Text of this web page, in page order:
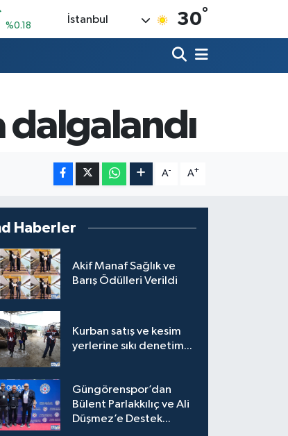
%0.18
%0.03
14
İstanbul 30°
A- A+
Haberler
Akif Manaf Sağlık ve
Barış Ödülleri Verildi
Kurban satış ve kesim
yerlerine sıkı denetim...
Güngörenspor’dan
Bülent Parlakkılıç ve Ali
Düşmez’e Destek...